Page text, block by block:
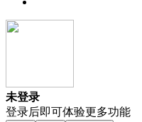
未登录
登录后即可体验更多功能